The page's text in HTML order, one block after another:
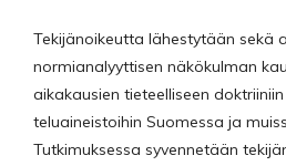
Tekijänoikeutta lähestytään sekä
normianalyyttisen nä­kökulman
aikakausien tieteelliseen
teluaineistoihin Suomessa ja
Tutkimuksessa syvennetään